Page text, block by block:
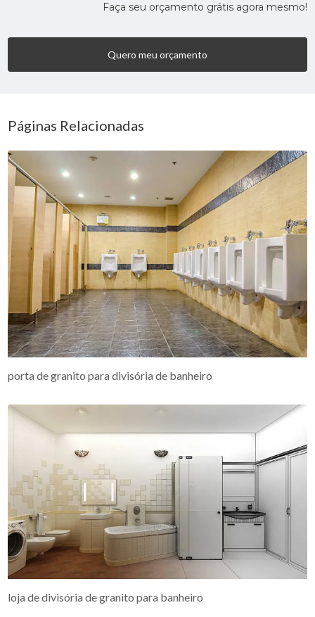
Faça seu orçamento grátis agora mesmo!
Quero meu orçamento
Páginas Relacionadas
porta de granito para divisória de banheiro
loja de divisória de granito para banheiro